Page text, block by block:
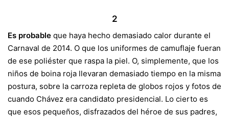
2
Es probable que haya hecho demasiado calor durante el
Carnaval de 2014. O que los uniformes de camuflaje fueran
de ese poliéster que raspa la piel. O, simplemente, que los
niños de boina roja llevaran demasiado tiempo en la misma
postura, sobre la carroza repleta de globos rojos y fotos de
cuando Chávez era candidato presidencial. Lo cierto es
que esos pequeños, disfrazados del héroe de sus padres,